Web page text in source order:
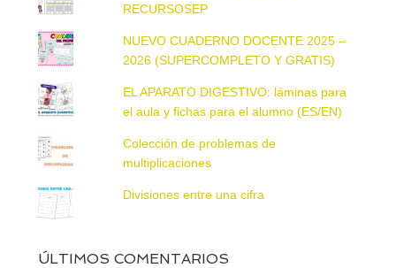
RECURSOSEP
NUEVO CUADERNO DOCENTE 2025 –
2026 (SUPERCOMPLETO Y GRATIS)
EL APARATO DIGESTIVO: láminas para
el aula y fichas para el alumno (ES/EN)
Colección de problemas de
multiplicaciones
Divisiones entre una cifra
ÚLTIMOS COMENTARIOS